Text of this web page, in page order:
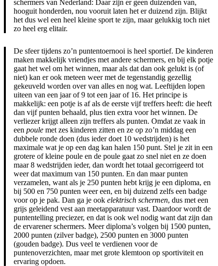
schermers van Nederland: Daar zijn er geen duizenden van,
hooguit honderden, nou vooruit laten het er duizend zijn. Blijkt
het dus wel een heel kleine sport te zijn, maar gelukkig toch niet
zo heel erg elitair.
De sfeer tijdens zo’n puntentoernooi is heel sportief. De kinderen
maken makkelijk vriendjes met andere schermers, en bij elk potje
gaat het wel om het winnen, maar als dat dan ook gelukt is (of
niet) kan er ook meteen weer met de tegenstandig gezellig
gekeuveld worden over van alles en nog wat. Leeftijden lopen
uiteen van een jaar of 9 tot een jaar of 16. Het principe is
makkelijk: een potje is af als de eerste vijf treffers heeft: die heeft
dan vijf punten behaald, plus tien extra voor het winnen. De
verliezer krijgt alleen zijn treffers als punten. Omdat ze vaak in
een poule met zes kinderen zitten en ze op zo’n middag een
dubbele ronde doen (dus ieder doet 10 wedstrijden) is het
maximale wat je op een dag kan halen 150 punt. Stel je zit in een
grotere of kleine poule en de poule gaat zo snel niet en ze doen
maar 8 wedstrijden ieder, dan wordt het totaal gecorrigeerd tot
weer dat maximum van 150 punten. En dan maar punten
verzamelen, want als je 250 punten hebt krijg je een diploma, en
bij 500 en 750 punten weer een, en bij duizend zelfs een badge
voor op je pak. Dan ga je ook elektrisch schermen, dus met een
grijs geleidend vest aan meetapparatuur vast. Daardoor wordt de
puntentelling preciezer, en dat is ook wel nodig want dat zijn dan
de ervarener schermers. Meer diploma’s volgen bij 1500 punten,
2000 punten (zilver badge), 2500 punten en 3000 punten
(gouden badge). Dus veel te verdienen voor de
puntenoverzichten, maar met grote klemtoon op sportiviteit en
ervaring opdoen.